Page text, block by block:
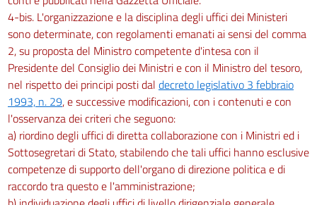
4-bis. L'organizzazione e la disciplina degli uffici dei Ministeri
sono determinate, con regolamenti emanati ai sensi del comma
2, su proposta del Ministro competente d'intesa con il
Presidente del Consiglio dei Ministri e con il Ministro del tesoro,
nel rispetto dei principi posti dal decreto legislativo 3 febbraio
1993, n. 29, e successive modificazioni, con i contenuti e con
l'osservanza dei criteri che seguono:
a) riordino degli uffici di diretta collaborazione con i Ministri ed i
Sottosegretari di Stato, stabilendo che tali uffici hanno esclusive
competenze di supporto dell'organo di direzione politica e di
raccordo tra questo e l'amministrazione;